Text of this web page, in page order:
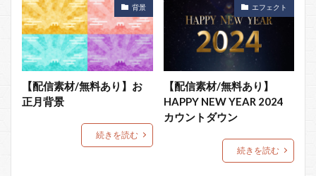
背景
【配信素材/無料あり】お
正月背景
続きを読む
エフェクト
【配信素材/無料あり】
HAPPY NEW YEAR 2024
カウントダウン
続きを読む